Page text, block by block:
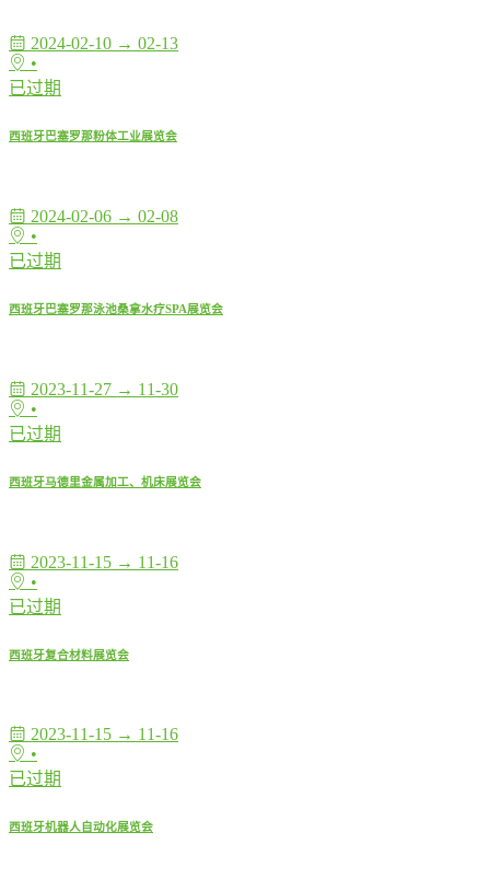
2024-02-10 → 02-13
•
已过期
西班牙巴塞罗那粉体工业展览会
2024-02-06 → 02-08
•
已过期
西班牙巴塞罗那泳池桑拿水疗SPA展览会
2023-11-27 → 11-30
•
已过期
西班牙马德里金属加工、机床展览会
2023-11-15 → 11-16
•
已过期
西班牙复合材料展览会
2023-11-15 → 11-16
•
已过期
西班牙机器人自动化展览会